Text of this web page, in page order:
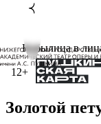
Небылица в
12+
Золотой